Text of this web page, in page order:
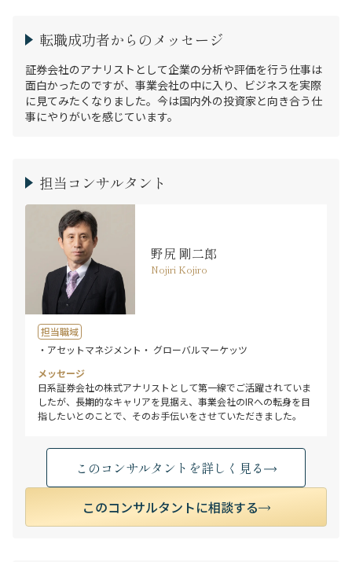
転職成功者からのメッセージ
証券会社のアナリストとして企業の分析や評価を行う仕事は
面白かったのですが、事業会社の中に入り、ビジネスを実際
に見てみたくなりました。今は国内外の投資家と向き合う仕
事にやりがいを感じています。
担当コンサルタント
野尻 剛二郎
Nojiri Kojiro
担当職域
・アセットマネジメント ・ グローバルマーケッツ
メッセージ
日系証券会社の株式アナリストとして第一線でご活躍されていま
したが、長期的なキャリアを見据え、事業会社のIRへの転身を目
指したいとのことで、そのお手伝いをさせていただきました。
このコンサルタントを詳しく見る
このコンサルタントに相談する